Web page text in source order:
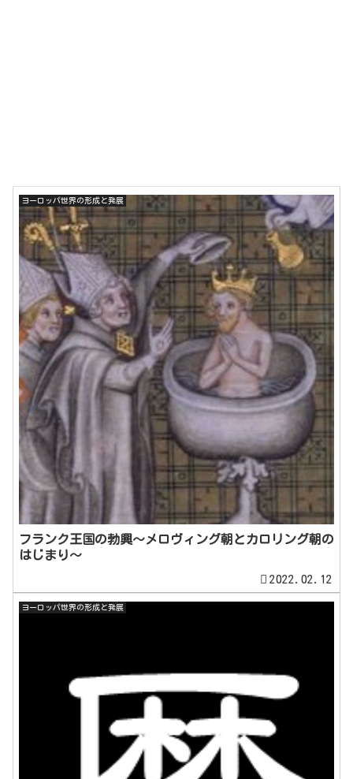
ヨーロッパ世界の形成と発展
フランク王国の勃興～メロヴィング朝とカロリング朝の
はじまり～
2022.02.12
ヨーロッパ世界の形成と発展